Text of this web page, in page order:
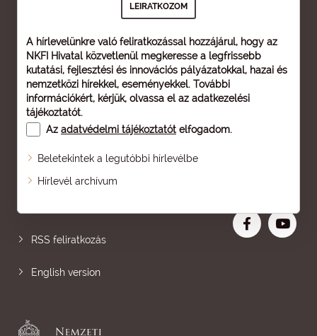
A hírlevelünkre való feliratkozással hozzájárul, hogy az
NKFI Hivatal közvetlenül megkeresse a legfrissebb
kutatási, fejlesztési és innovációs pályázatokkal, hazai és
nemzetközi hírekkel, eseményekkel. További
információkért, kérjük, olvassa el az adatkezelési
tájékoztatót.
Az adatvédelmi tájékoztatót elfogadom.
Beletekintek a legutóbbi hírlevélbe
Hírlevél archívum
Oldaltérkép
RSS feliratkozás
English version